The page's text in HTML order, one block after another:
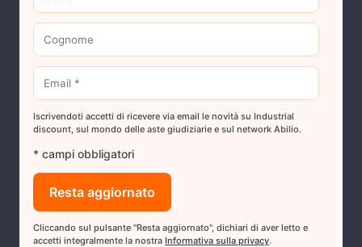
Iscrivendoti accetti di ricevere via email le novità su Industrial
discount, sul mondo delle aste giudiziarie e sul network Abilio.
* campi obbligatori
Cliccando sul pulsante "Resta aggiornato", dichiari di aver letto e
accetti integralmente la nostra Informativa sulla privacy.